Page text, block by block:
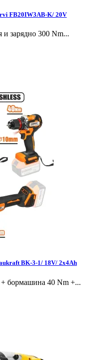
FB20IW3AB-K/ 20V
и зарядно 300 Nm...
BK-3-1/ 18V/ 2x4Ah
бормашина 40 Nm +...